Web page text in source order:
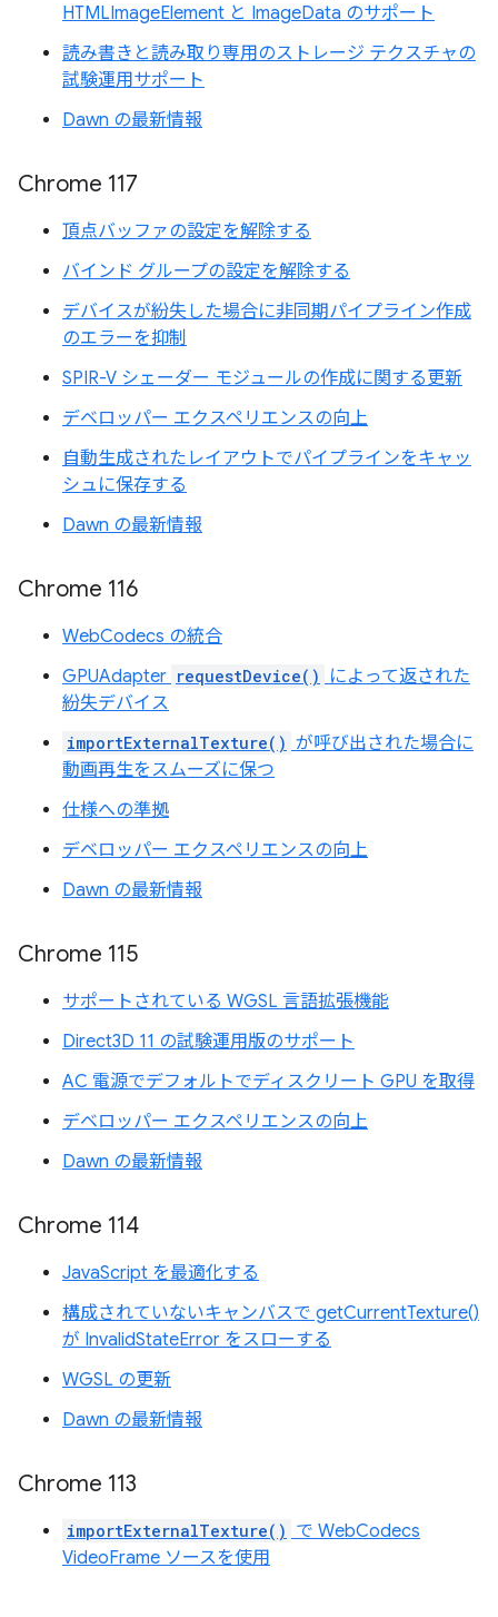
HTMLImageElement と ImageData のサポート
読み書きと読み取り専用のストレージ テクスチャの
試験運用サポート
Dawn の最新情報
Chrome 117
頂点バッファの設定を解除する
バインド グループの設定を解除する
デバイスが紛失した場合に非同期パイプライン作成
のエラーを抑制
SPIR-V シェーダー モジュールの作成に関する更新
デベロッパー エクスペリエンスの向上
自動生成されたレイアウトでパイプラインをキャッ
シュに保存する
Dawn の最新情報
Chrome 116
WebCodecs の統合
GPUAdapter requestDevice()
によって返された
紛失デバイス
importExternalTexture() が呼び出された場合に
動画再生をスムーズに保つ
仕様への準拠
デベロッパー エクスペリエンスの向上
Dawn の最新情報
Chrome 115
サポートされている WGSL 言語拡張機能
Direct3D 11 の試験運用版のサポート
AC 電源でデフォルトでディスクリート GPU を取得
デベロッパー エクスペリエンスの向上
Dawn の最新情報
Chrome 114
JavaScript を最適化する
構成されていないキャンバスで getCurrentTexture()
が InvalidStateError をスローする
WGSL の更新
Dawn の最新情報
Chrome 113
importExternalTexture() で WebCodecs
VideoFrame ソースを使用